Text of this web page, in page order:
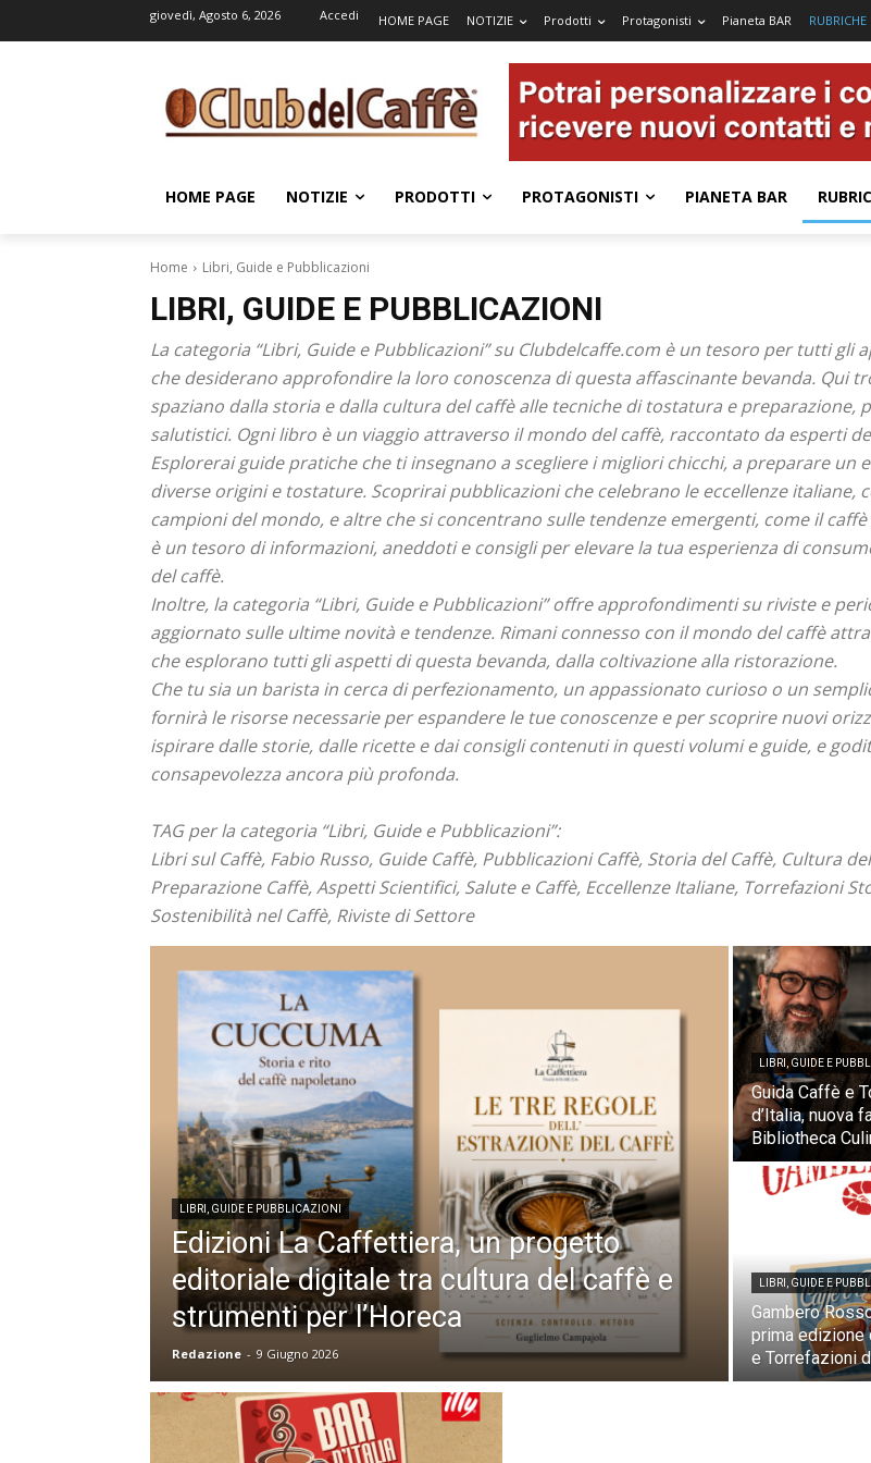
giovedì, Agosto 6, 2026 Accedi HOME PAGE NOTIZIE Prodotti Protagonisti Pianeta BAR RUBRICHE
HOME PAGE NOTIZIE PRODOTTI PROTAGONISTI PIANETA BAR
Home Libri, Guide e Pubblicazioni
LIBRI, GUIDE E PUBBLICAZIONI
La categoria “Libri, Guide e Pubblicazioni” su Clubdelcaffe.com è un tesoro per tutti gli
che desiderano approfondire la loro conoscenza di questa affascinante bevanda. Qui
spaziano dalla storia e dalla cultura del caffè alle tecniche di tostatura e preparazione,
salutistici. Ogni libro è un viaggio attraverso il mondo del caffè, raccontato da esperti
Esplorerai guide pratiche che ti insegnano a scegliere i migliori chicchi, a preparare un
diverse origini e tostature. Scoprirai pubblicazioni che celebrano le eccellenze italiane,
campioni del mondo, e altre che si concentrano sulle tendenze emergenti, come il
è un tesoro di informazioni, aneddoti e consigli per elevare la tua esperienza di
del caffè.
Inoltre, la categoria “Libri, Guide e Pubblicazioni” offre approfondimenti su riviste e
aggiornato sulle ultime novità e tendenze. Rimani connesso con il mondo del caffè
che esplorano tutti gli aspetti di questa bevanda, dalla coltivazione alla ristorazione.
Che tu sia un barista in cerca di perfezionamento, un appassionato curioso o un
fornirà le risorse necessarie per espandere le tue conoscenze e per scoprire nuovi
ispirare dalle storie, dalle ricette e dai consigli contenuti in questi volumi e guide, e
consapevolezza ancora più profonda.
TAG per la categoria “Libri, Guide e Pubblicazioni”:
Libri sul Caffè, Fabio Russo, Guide Caffè, Pubblicazioni Caffè, Storia del Caffè, Cultura
Preparazione Caffè, Aspetti Scientifici, Salute e Caffè, Eccellenze Italiane, Torrefazioni
Sostenibilità nel Caffè, Riviste di Settore
LIBRI, GUIDE E PUBBLICAZIONI
Edizioni La Caffettiera, un progetto
editoriale digitale tra cultura del caffè e
strumenti per l’Horeca
Redazione - 9 Giugno 2026
LIBRI, GUIDE E
Guida Caffè e
d’Italia, nuova
Bibliotheca
LIBRI, GUIDE E
Gambero
prima edizione
e Torrefazioni